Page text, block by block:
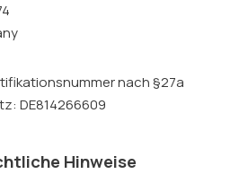
nach §27a
DE814266609
Hinweise